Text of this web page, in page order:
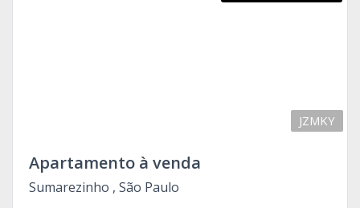
JZMKY
Apartamento à venda
Sumarezinho , São Paulo